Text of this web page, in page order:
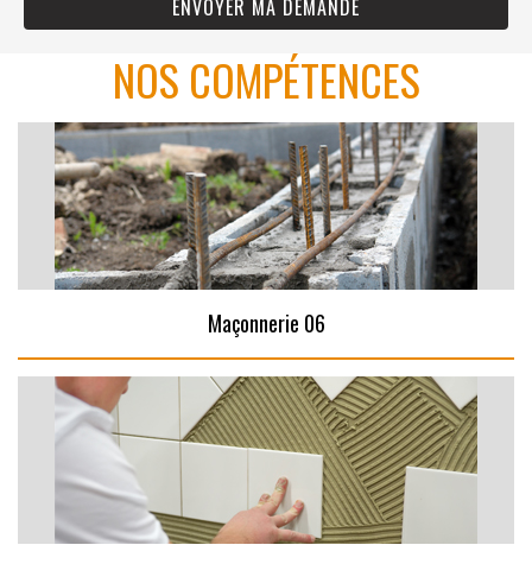
NOS COMPÉTENCES
Maçonnerie 06